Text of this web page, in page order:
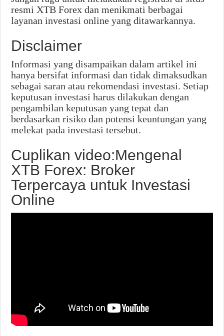
resmi XTB Forex dan menikmati berbagai
layanan investasi online yang ditawarkannya.
Disclaimer
Informasi yang disampaikan dalam artikel ini
hanya bersifat informasi dan tidak dimaksudkan
sebagai saran atau rekomendasi investasi. Setiap
keputusan investasi harus dilakukan dengan
pengambilan keputusan yang tepat dan
berdasarkan risiko dan potensi keuntungan yang
melekat pada investasi tersebut.
Cuplikan video:Mengenal
XTB Forex: Broker
Terpercaya untuk Investasi
Online